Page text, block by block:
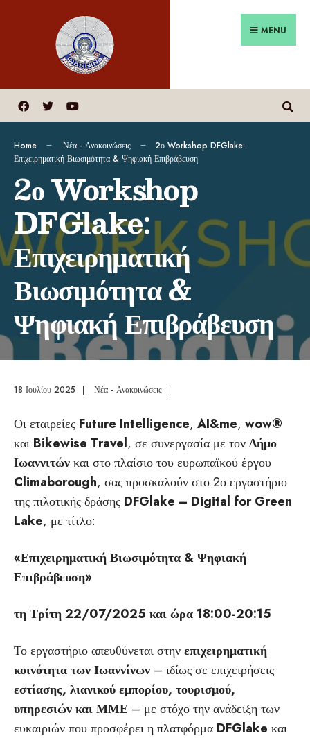
MENU
Home Νέα - Ανακοινώσεις
2ο Workshop DFGlake:
Επιχειρηματική Βιωσιμότητα & Ψηφιακή Επιβράβευση
2ο Workshop
DFGlake:
Επιχειρηματική
Βιωσιμότητα &
Ψηφιακή Επιβράβευση
18 Ιουλίου 2025 | Νέα - Ανακοινώσεις |
Οι εταιρείες Future Intelligence, AI&me, wow®
και Bikewise Travel, σε συνεργασία με τονΔήμο
Ιωαννιτώνκαι στο πλαίσιο του ευρωπαϊκού έργου
Climaborough, σας προσκαλούν στο 2ο εργαστήριο
της πιλοτικής δράσης DFGlake – Digital for Green
Lake, με τίτλο:
«Επιχειρηματική Βιωσιμότητα & Ψηφιακή
Επιβράβευση»
τη Τρίτη 22/07/2025 και ώρα 18:00-20:15
Το εργαστήριο απευθύνεται στηνεπιχειρηματική
κοινότητα των Ιωαννίνων – ιδίως σε επιχειρήσεις
εστίασης, λιανικού εμπορίου, τουρισμού,
υπηρεσιών και ΜΜΕ – με στόχο την ανάδειξη των
ευκαιριών που προσφέρει η πλατφόρμα DFGlake και